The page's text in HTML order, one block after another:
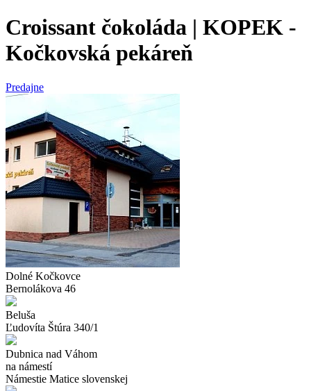
Croissant čokoláda | KOPEK -
Kočkovská pekáreň
Predajne
Dolné Kočkovce
Bernolákova 46
Beluša
Ľudovíta Štúra 340/1
Dubnica nad Váhom
na námestí
Námestie Matice slovenskej